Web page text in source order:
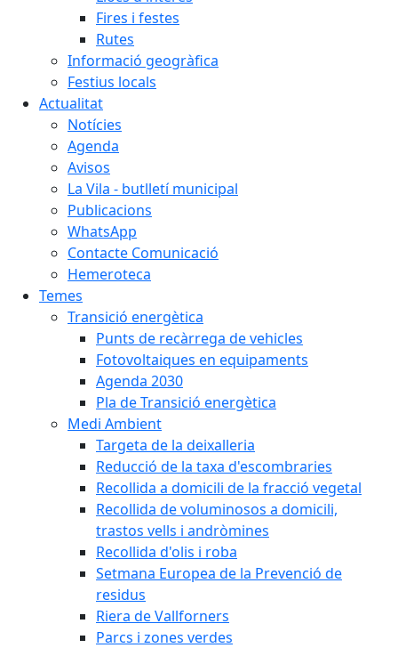
Fires i festes
Rutes
Informació geogràfica
Festius locals
Actualitat
Notícies
Agenda
Avisos
La Vila - butlletí municipal
Publicacions
WhatsApp
Contacte Comunicació
Hemeroteca
Temes
Transició energètica
Punts de recàrrega de vehicles
Fotovoltaiques en equipaments
Agenda 2030
Pla de Transició energètica
Medi Ambient
Targeta de la deixalleria
Reducció de la taxa d'escombraries
Recollida a domicili de la fracció vegetal
Recollida de voluminosos a domicili,
trastos vells i andròmines
Recollida d'olis i roba
Setmana Europea de la Prevenció de
residus
Riera de Vallforners
Parcs i zones verdes